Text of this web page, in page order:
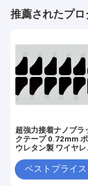
推薦されたプロ
超強力接着ナノブラ
クテープ 0.72mm ポ
ウレタン製 ワイヤレ
ベストプライス